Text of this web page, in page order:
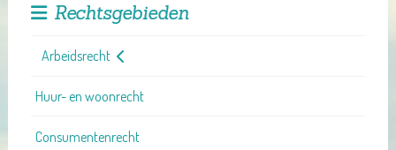
Rechtsgebieden
Arbeidsrecht
Huur- en woonrecht
Consumentenrecht